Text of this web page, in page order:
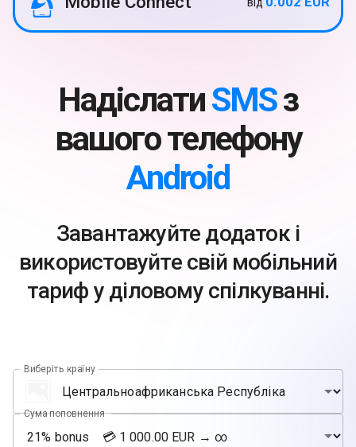
НадіслатиSMSз
вашого телефону
Android
Завантажуйте додаток і
використовуйте свій мобільний
тариф у діловому спілкуванні.
Виберіть країну
Сума поповнення